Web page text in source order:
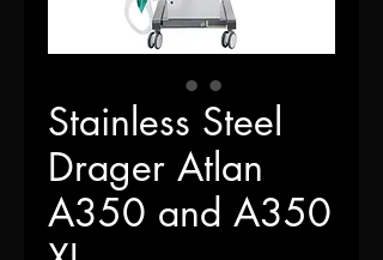
Stainless Steel
Drager Atlan
A350 and A350